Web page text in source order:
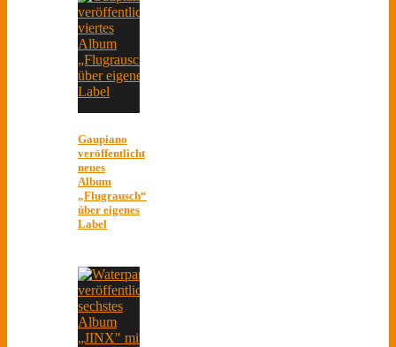
Gaupiano
veröffentlicht
neues
Album
„Flugrausch“
über eigenes
Label